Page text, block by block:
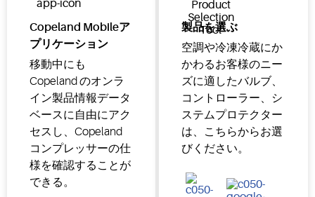
Copeland Mobileア
プリケーション
移動中にも
Copeland のオンラ
イン製品情報データ
ベースに自由にアク
セスし、Copeland
コンプレッサーの仕
様を確認することが
できる。
製品を選ぶ
空調や冷凍冷蔵にか
かわるお客様のニー
ズに適したバルブ、
コントローラー、シ
ステムプロテクター
は、こちらからお選
びください。